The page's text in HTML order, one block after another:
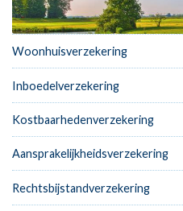
Woonhuisverzekering
Inboedelverzekering
Kostbaarhedenverzekering
Aansprakelijkheidsverzekering
Rechtsbijstandverzekering